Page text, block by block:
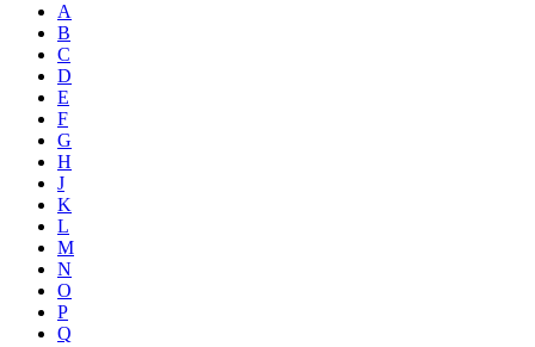
A
B
C
D
E
F
G
H
J
K
L
M
N
O
P
Q